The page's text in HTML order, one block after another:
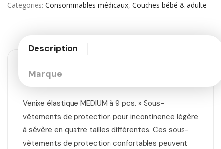
Categories Consommables médicaux, Couches bébé & adulte
Description
Marque
Venixe élastique MEDIUM à 9 pcs. » Sous-
vêtements de protection pour incontinence légère
à sévère en quatre tailles différentes. Ces sous-
vêtements de protection confortables peuvent